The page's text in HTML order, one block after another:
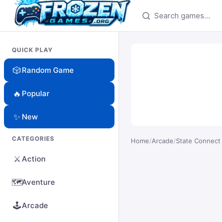
Search games
QUICK PLAY
🎲Random Game
🔥 Popular
✨ New
CATEGORIES
⚔️ Action
🗺️Aventure
🕹️Arcade
Home/Arcade/State Connect